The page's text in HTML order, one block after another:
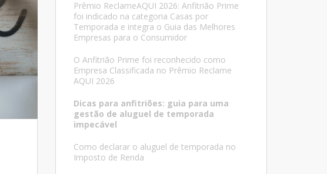
Prêmio ReclameAQUI 2026: Anfitrião Prime
foi indicado na categoria Casas por
Temporada e integra o Guia das Melhores
Empresas para o Consumidor
O Anfitrião Prime foi reconhecido como
Empresa Classificada no Prêmio Reclame
AQUI 2026
Dicas para anfitriões: guia para uma
gestão de aluguel de temporada
impecável
Como declarar o aluguel de temporada no
Imposto de Renda